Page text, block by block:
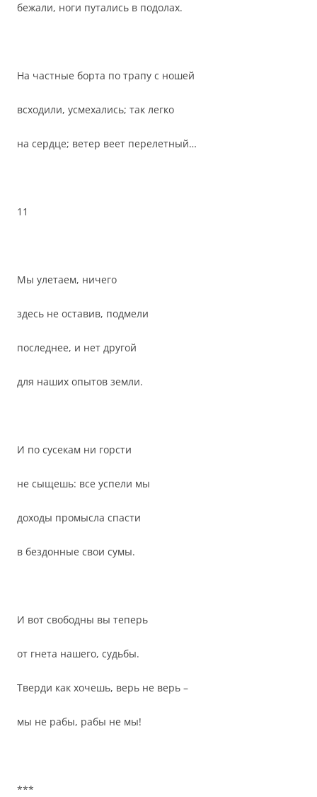
бежали, ноги путались в подолах.
На частные борта по трапу с ношей
всходили, усмехались; так легко
на сердце; ветер веет перелетный…
11
Мы улетаем, ничего
здесь не оставив, подмели
последнее, и нет другой
для наших опытов земли.
И по сусекам ни горсти
не сыщешь: все успели мы
доходы промысла спасти
в бездонные свои сумы.
И вот свободны вы теперь
от гнета нашего, судьбы.
Тверди как хочешь, верь не верь –
мы не рабы, рабы не мы!
***